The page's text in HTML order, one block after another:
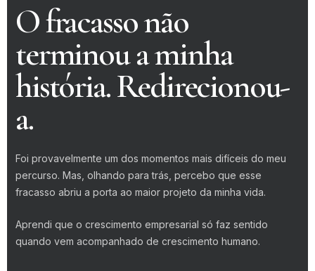
O fracasso não
terminou a minha
história. Redirecionou-
a.
Foi provavelmente um dos momentos mais difíceis do meu
percurso. Mas, olhando para trás, percebo que esse
fracasso abriu a porta ao maior projeto da minha vida.
Aprendi que o crescimento empresarial só faz sentido
quando vem acompanhado de crescimento humano.